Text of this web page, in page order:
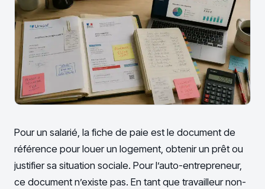
Pour un salarié, la fiche de paie est le document de
référence pour louer un logement, obtenir un prêt ou
justifier sa situation sociale. Pour l’auto-entrepreneur,
ce document n’existe pas. En tant que travailleur non-